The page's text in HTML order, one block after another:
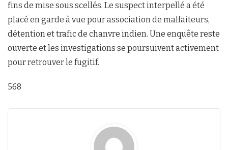
fins de mise sous scellés. Le suspect interpellé a été
placé en garde à vue pour association de malfaiteurs,
détention et trafic de chanvre indien. Une enquête reste
ouverte et les investigations se poursuivent activement
pour retrouver le fugitif.
568